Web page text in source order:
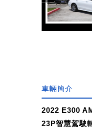
車輛簡介
2022 E300
23P智慧駕駛